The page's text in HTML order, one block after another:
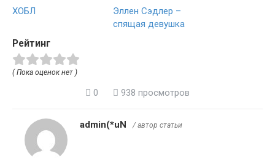
ХОБЛ
Эллен Сэдлер –
спящая девушка
Рейтинг
( Пока оценок нет )
0 938 просмотров
admin(*uN / автор статьи